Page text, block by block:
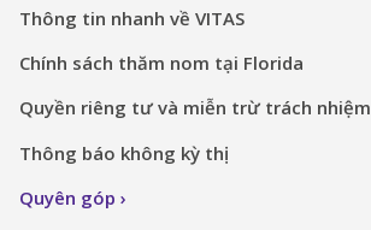
Thông tin nhanh về VITAS
Chính sách thăm nom tại Florida
Quyền riêng tư và miễn trừ trách nhiệm
Thông báo không kỳ thị
Quyên góp